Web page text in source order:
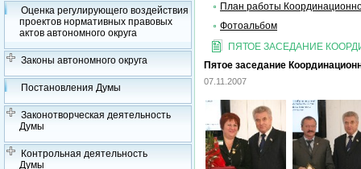
Оценка регулирующего воздействия
проектов нормативных правовых
актов автономного округа
Законы автономного округа
Постановления Думы
Законотворческая деятельность
Думы
Контрольная деятельность
Думы
План работы
Фотоальбом
ПЯТОЕ ЗАСЕДАНИЕ
Пятое заседание
07.11.2007